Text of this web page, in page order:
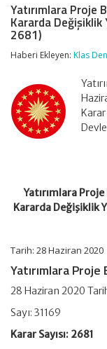
Bazlı
Devlet
Verilmesine
İlişkin
Değişiklik
Dair
Karar
(Karar
Yatırımlara Proje
Kararda Değişiklik
2681)
Haberi Ekleyen: Klas
Karar
Yatırımlara
Kararda Değişiklik
Tarih: 28 Haziran 2020
Yatırımlara Proje
28 Haziran 2020
Sayı: 31169
Karar Sayısı: 2681